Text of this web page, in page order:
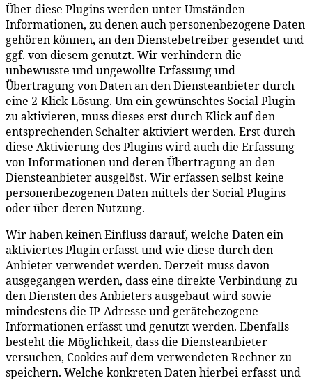
Über diese Plugins werden unter Umständen
Informationen, zu denen auch personenbezogene Daten
gehören können, an den Dienstebetreiber gesendet und
ggf. von diesem genutzt. Wir verhindern die
unbewusste und ungewollte Erfassung und
Übertragung von Daten an den Diensteanbieter durch
eine 2-Klick-Lösung. Um ein gewünschtes Social Plugin
zu aktivieren, muss dieses erst durch Klick auf den
entsprechenden Schalter aktiviert werden. Erst durch
diese Aktivierung des Plugins wird auch die Erfassung
von Informationen und deren Übertragung an den
Diensteanbieter ausgelöst. Wir erfassen selbst keine
personenbezogenen Daten mittels der Social Plugins
oder über deren Nutzung.
Wir haben keinen Einfluss darauf, welche Daten ein
aktiviertes Plugin erfasst und wie diese durch den
Anbieter verwendet werden. Derzeit muss davon
ausgegangen werden, dass eine direkte Verbindung zu
den Diensten des Anbieters ausgebaut wird sowie
mindestens die IP-Adresse und gerätebezogene
Informationen erfasst und genutzt werden. Ebenfalls
besteht die Möglichkeit, dass die Diensteanbieter
versuchen, Cookies auf dem verwendeten Rechner zu
speichern. Welche konkreten Daten hierbei erfasst und